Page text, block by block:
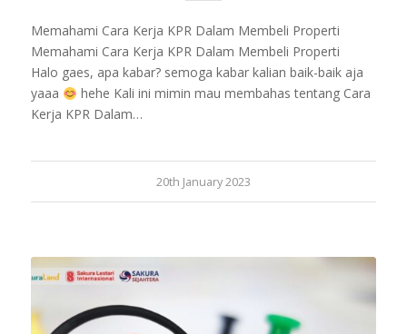
Memahami Cara Kerja KPR Dalam Membeli Properti
Memahami Cara Kerja KPR Dalam Membeli Properti
Halo gaes, apa kabar? semoga kabar kalian baik-baik aja
yaaa
hehe Kali ini mimin mau membahas tentang Cara
Kerja KPR Dalam…
20th January 2023